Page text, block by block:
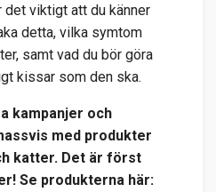
det viktigt att du känner
detta, vilka symtom
samt vad du bör göra
kissar som den ska.
kampanjer och
med produkter
katter. Det är först
Se produkterna här: